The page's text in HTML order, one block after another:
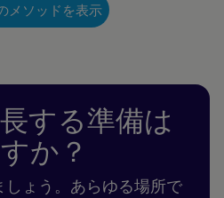
メソッドを表示
する準備は
か？
しょう。あらゆる場所で